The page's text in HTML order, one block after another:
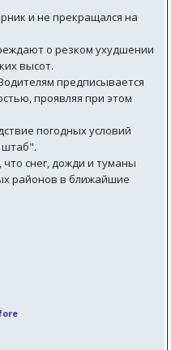
и не прекращался на
о резком ухудшении
высот.
предписывается
проявляя при этом
погодных условий
снег, дожди и туманы
районов в ближайшие